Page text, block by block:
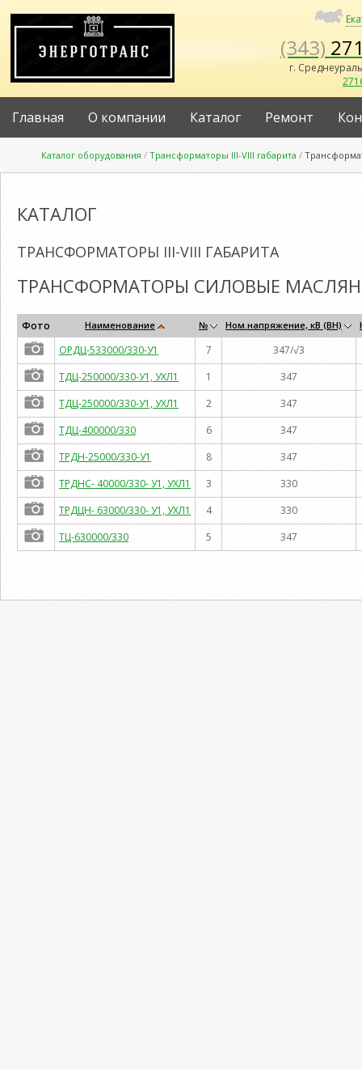
(343)
г.
Главная О компании Каталог Ремонт
Каталог оборудования / Трансформаторы III-VIII габарита /
КАТАЛОГ
ТРАНСФОРМАТОРЫ III-VIII ГАБАРИТА
ТРАНСФОРМАТОРЫ СИЛОВЫЕ
Фото Наименование № Ном.напряжение, кВ (ВН)
ОРДЦ-533000/330-У1 7
347/√3
ТДЦ-250000/330-У1, УХЛ1
1
347
ТДЦ-250000/330-У1, УХЛ1
2
347
ТДЦ-400000/330
6
347
ТРДН-25000/330-У1
8
347
ТРДНС- 40000/330- У1, УХЛ1
3
330
ТРДЦН- 63000/330- У1, УХЛ1
4
330
ТЦ-630000/330
5 347